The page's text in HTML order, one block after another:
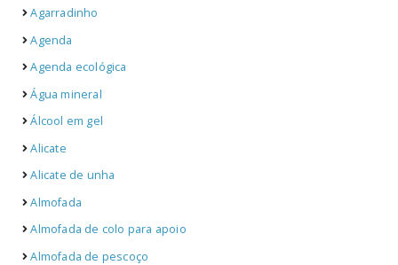
Agarradinho
Agenda
Agenda ecológica
Água mineral
Álcool em gel
Alicate
Alicate de unha
Almofada
Almofada de colo para apoio
Almofada de pescoço